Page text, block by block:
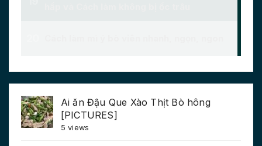
Ai ăn Đậu Que Xào Thịt Bò hông
[PICTURES]
5 views